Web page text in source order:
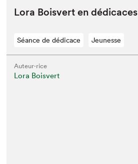
Lora Boisvert en dédicaces
Séance de dédicace Jeunesse
Auteur·rice
Lora Boisvert